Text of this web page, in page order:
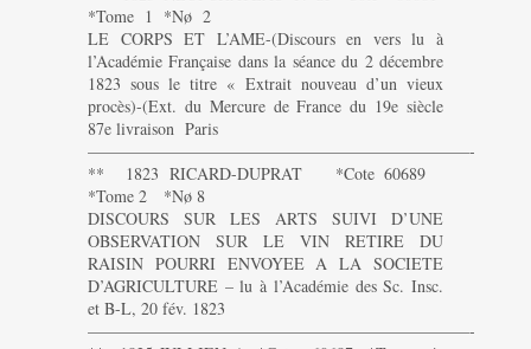
*Tome 1 *Nø 2
LE CORPS ET L’AME-(Discours en vers lu à
l’Académie Française dans la séance du 2 décembre
1823 sous le titre « Extrait nouveau d’un vieux
procès)-(Ext. du Mercure de France du 19e siècle
87e livraison Paris
———————————————————————-
** 1823 RICARD-DUPRAT *Cote 60689
*Tome 2 *Nø 8
DISCOURS SUR LES ARTS SUIVI D’UNE
OBSERVATION SUR LE VIN RETIRE DU
RAISIN POURRI ENVOYEE A LA SOCIETE
D’AGRICULTURE – lu à l’Académie des Sc. Insc.
et B-L, 20 fév. 1823
———————————————————————-